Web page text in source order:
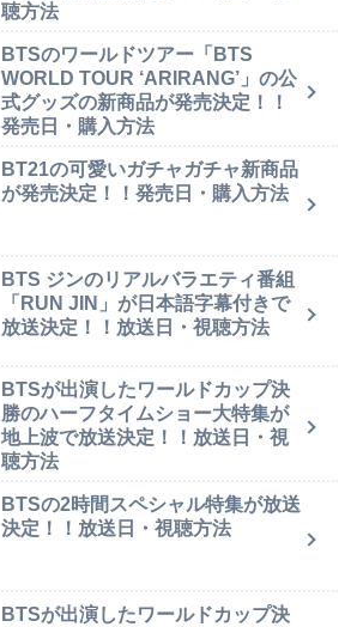
聴方法
BTSのワールドツアー「BTS
WORLD TOUR ‘ARIRANG’」の公
式グッズの新商品が発売決定！！
発売日・購入方法
BT21の可愛いガチャガチャ新商品
が発売決定！！発売日・購入方法
BTS ジンのリアルバラエティ番組
「RUN JIN」が日本語字幕付きで
放送決定！！放送日・視聴方法
BTSが出演したワールドカップ決
勝のハーフタイムショー大特集が
地上波で放送決定！！放送日・視
聴方法
BTSの2時間スペシャル特集が放送
決定！！放送日・視聴方法
BTSが出演したワールドカップ決